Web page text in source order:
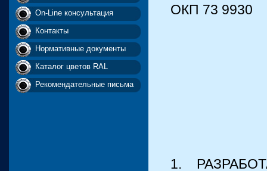
ОКП 73 9930
1.
On-Line консультация
Контакты
Нормативные документы
Каталог цветов RAL
Рекомендательные письма